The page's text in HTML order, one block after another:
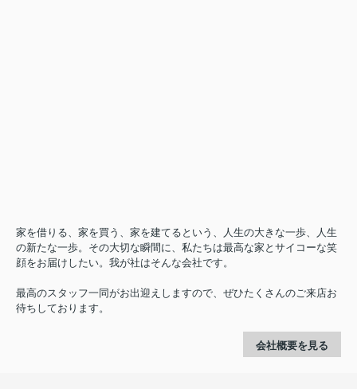
家を借りる、家を買う、家を建てるという、人生の大きな一歩、人生
の新たな一歩。その大切な瞬間に、私たちは最高な家とサイコーな笑
顔をお届けしたい。我が社はそんな会社です。
最高のスタッフ一同がお出迎えしますので、ぜひたくさんのご来店お
待ちしております。
会社概要を見る